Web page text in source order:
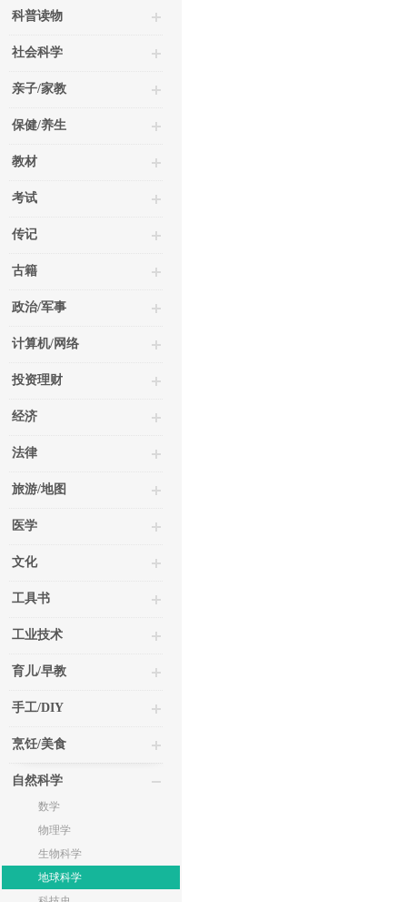
科普读物
社会科学
亲子/家教
保健/养生
教材
考试
传记
古籍
政治/军事
计算机/网络
投资理财
经济
法律
旅游/地图
医学
文化
工具书
工业技术
育儿/早教
手工/DIY
烹饪/美食
自然科学
数学
物理学
生物科学
地球科学